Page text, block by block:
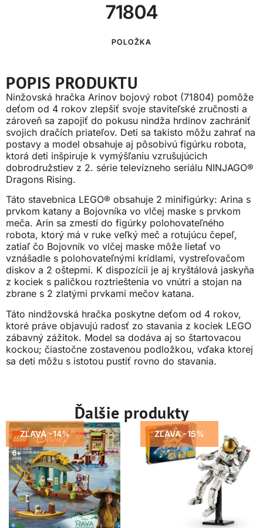
71804
POLOŽKA
POPIS PRODUKTU
Ninžovská hračka Arinov bojový robot (71804) pomôže
deťom od 4 rokov zlepšiť svoje staviteľské zručnosti a
zároveň sa zapojiť do pokusu nindža hrdinov zachrániť
svojich dračích priateľov. Deti sa takisto môžu zahrať na
postavy a model obsahuje aj pôsobivú figúrku robota,
ktorá deti inšpiruje k vymýšľaniu vzrušujúcich
dobrodružstiev z 2. série televízneho seriálu NINJAGO®
Dragons Rising.
Táto stavebnica LEGO® obsahuje 2 minifigúrky: Arina s
prvkom katany a Bojovníka vo vlčej maske s prvkom
meča. Arin sa zmestí do figúrky polohovateľného
robota, ktorý má v ruke veľký meč a rotujúcu čepeľ,
zatiaľ čo Bojovník vo vlčej maske môže lietať vo
vznášadle s polohovateľnými krídlami, vystreľovačom
diskov a 2 oštepmi. K dispozícii je aj kryštálová jaskyňa
z kociek s paličkou roztrieštenia vo vnútri a stojan na
zbrane s 2 zlatými prvkami mečov katana.
Táto nindžovská hračka poskytne deťom od 4 rokov,
ktoré práve objavujú radosť zo stavania z kociek LEGO
zábavný zážitok. Model sa dodáva aj so štartovacou
kockou; čiastočne zostavenou podložkou, vďaka ktorej
sa deti môžu s istotou pustiť rovno do stavania.
Ďalšie produkty
ZĽAVA -14% ZĽAVA -15%